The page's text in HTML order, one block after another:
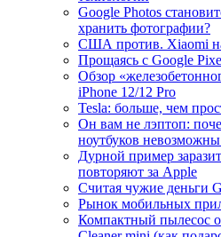
Google Photos
хранить фотографии?
США против. Xiaomi
Прощаясь с Google
Обзор
iPhone 12/12 Pro
Tesla: больше, чем
Он вам не лэптоп:
ноутбуков
Дурной пример
повторяют за Apple
Считая чужие деньги
Рынок мобильных
Компактный пылесос